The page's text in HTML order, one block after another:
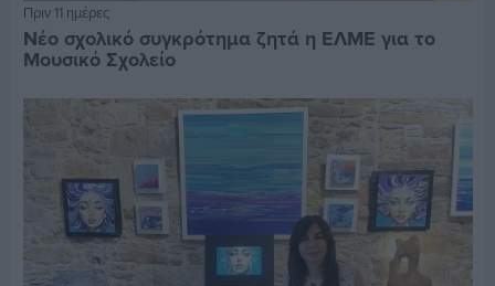
Πριν 11 ημέρες
Νέο σχολικό συγκρότημα ζητά η ΕΛΜΕ για το
Μουσικό Σχολείο